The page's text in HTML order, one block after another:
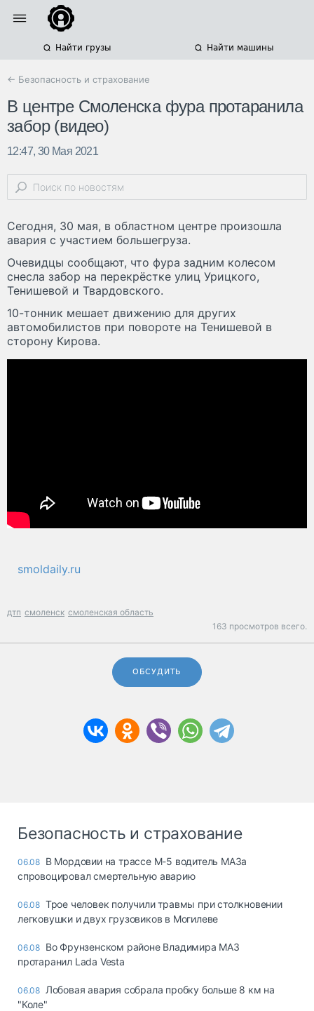
Найти грузы Найти машины
← Безопасность и страхование
В центре Смоленска фура протаранила
забор (видео)
12:47, 30 Мая 2021
Сегодня, 30 мая, в областном центре произошла
авария с участием большегруза.
Очевидцы сообщают, что фура задним колесом
снесла забор на перекрёстке улиц Урицкого,
Тенишевой и Твардовского.
10-тонник мешает движению для других
автомобилистов при повороте на Тенишевой в
сторону Кирова.
smoldaily.ru
дтп смоленск смоленская область
163 просмотров всего.
ОБСУДИТЬ
Безопасность и страхование
06.08 В Мордовии на трассе М-5 водитель МАЗа
спровоцировал смертельную аварию
06.08 Трое человек получили травмы при столкновении
легковушки и двух грузовиков в Могилеве
06.08 Во Фрунзенском районе Владимира МАЗ
протаранил Lada Vesta
06.08 Лобовая авария собрала пробку больше 8 км на
"Коле"